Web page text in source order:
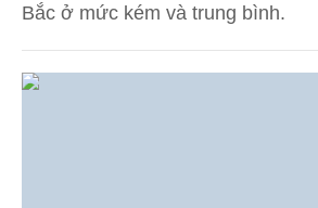
Bắc ở mức kém và trung bình.